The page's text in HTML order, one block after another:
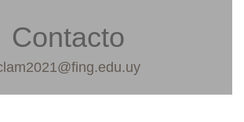
Contacto